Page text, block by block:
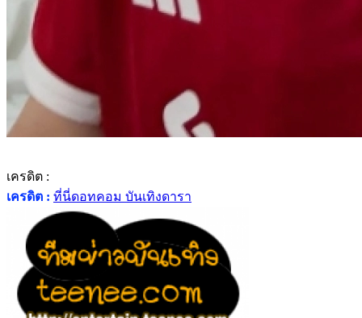
เครดิต :
เครดิต : ที่นี่ดอทคอม บันเทิงดารา